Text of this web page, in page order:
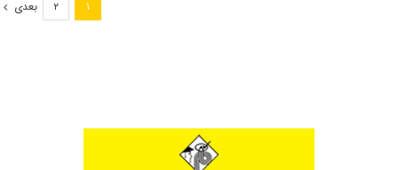
۱ ۲ بعدی